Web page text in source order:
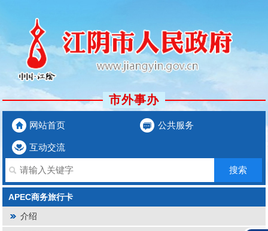
市外事办
网站首页 公共服务
互动交流
APEC商务旅行卡
介绍